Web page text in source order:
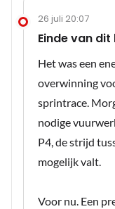
26 juli 20:07
Einde van
Het was een
overwinning
sprintrace.
nodige
P4, de strijd
mogelijk valt.
Voor nu. Een